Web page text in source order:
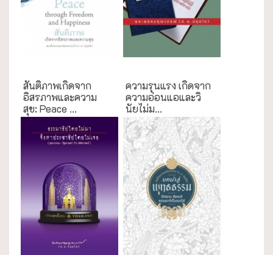
สันติภาพเกิดจาก
อิสรภาพและความ
สุข: Peace ...
ความรุนแรง เกิดจาก
ความอ่อนแอและวิ
นัยไม่ม...